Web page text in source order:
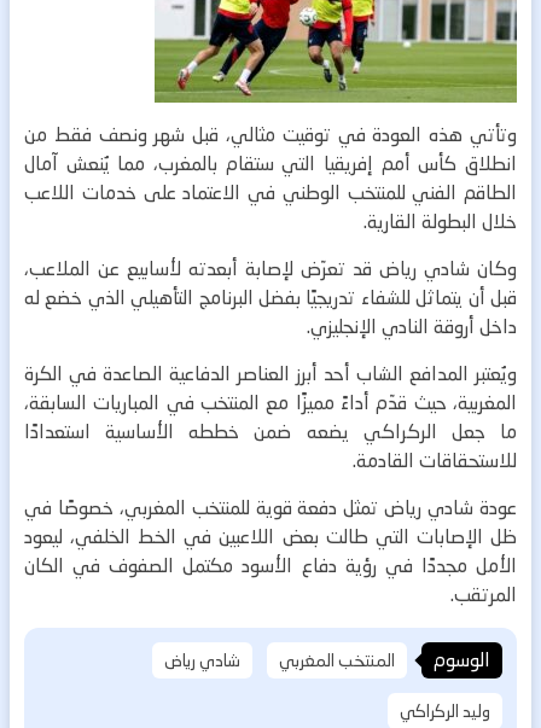
وتأتي هذه العودة في توقيت مثالي، قبل شهر ونصف فقط من
انطلاق كأس أمم إفريقيا التي ستقام بالمغرب، مما يُنعش آمال
الطاقم الفني للمنتخب الوطني في الاعتماد على خدمات اللاعب
خلال البطولة القارية.
وكان شادي رياض قد تعرّض لإصابة أبعدته لأسابيع عن الملاعب،
قبل أن يتماثل للشفاء تدريجيًا بفضل البرنامج التأهيلي الذي خضع له
داخل أروقة النادي الإنجليزي.
ويُعتبر المدافع الشاب أحد أبرز العناصر الدفاعية الصاعدة في الكرة
المغربية، حيث قدّم أداءً مميزًا مع المنتخب في المباريات السابقة،
ما جعل الركراكي يضعه ضمن خططه الأساسية استعدادًا
للاستحقاقات القادمة.
عودة شادي رياض تمثل دفعة قوية للمنتخب المغربي، خصوصًا في
ظل الإصابات التي طالت بعض اللاعبين في الخط الخلفي، ليعود
الأمل مجددًا في رؤية دفاع الأسود مكتمل الصفوف في الكان
المرتقب.
الوسوم المنتخب المغربي
شادي رياض
وليد الركراكي